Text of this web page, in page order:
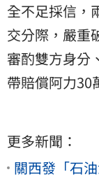
全不足採信，
交分際，嚴重
審酌雙方身分
帶賠償阿力30
更多新聞：
關西發「石